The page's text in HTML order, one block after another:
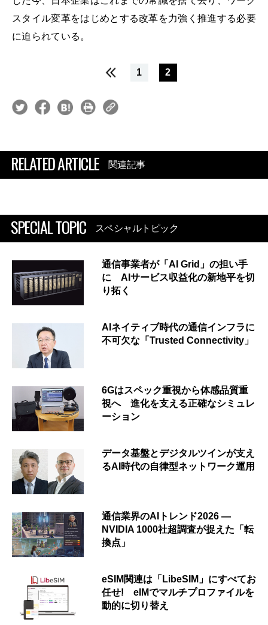
スタイル変革をはじめとする改革を力強く推進する必要
に迫られている。
1 2
RELATED ARTICLE 関連記事
SPECIAL TOPIC スペシャルトピック
通信事業者が「AI Grid」の担い手
に AIサービス収益化の新地平を切
り拓く
AIネイティブ時代の通信インフラに
不可欠な「Trusted Connectivity」
6Gはスペック重視から体感品質重
視へ 進化を支える正確なシミュレ
ーション
データ基盤とデジタルツインが支え
るAI時代の自律型ネットワーク運用
通信業界のAIトレンド2026 ―
NVIDIA 1000社超調査が捉えた「転
換点」
eSIM関連は「LibeSIM」にすべてお
任せ! eIMでマルチプロファイルを
動的に切り替え